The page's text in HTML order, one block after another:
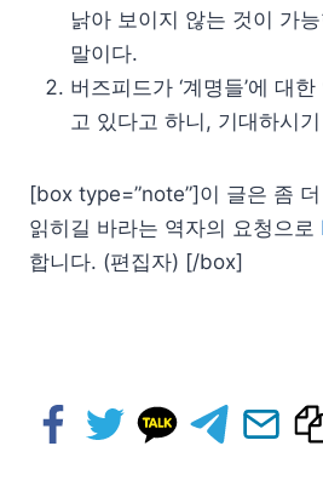
낡아 보이지 않는 것이 가
말이다.
버즈피드가 ‘계명들’에 대
고 있다고 하니, 기대하시
[box type=”note”]이 글은 좀
읽히길 바라는 역자의 요청으로
합니다. (편집자) [/box]